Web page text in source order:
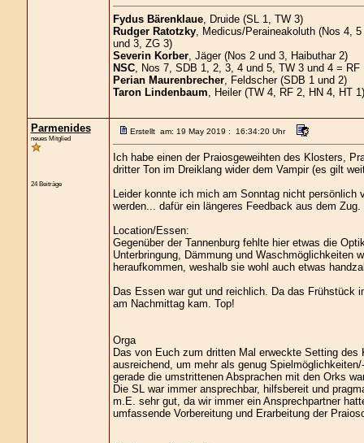
Fydus Bärenklaue, Druide (SL 1, TW 3)
Rudger Ratotzky, Medicus/Peraineakoluth (Nos 4,
und 3, ZG 3)
Severin Korber, Jäger (Nos 2 und 3, Haibuthar 2)
NSC, Nos 7, SDB 1, 2, 3, 4 und 5, TW 3 und 4 =
Perian Maurenbrecher, Feldscher (SDB 1 und 2)
Taron Lindenbaum, Heiler (TW 4, RF 2, HN 4, HT 1)
Parmenides
neues Mitglied
24 Beiträge
Erstellt am: 19 May 2019 : 16:34:20 Uhr
Ich habe einen der Praiosgeweihten des Klosters,
dritter Ton im Dreiklang wider dem Vampir (es gilt
Leider konnte ich mich am Sonntag nicht
werden... dafür ein längeres Feedback aus dem Zug.
Location/Essen:
Gegenüber der Tannenburg fehlte hier etwas die
Unterbringung, Dämmung und Waschmöglichkeiten
heraufkommen, weshalb sie wohl auch etwas
Das Essen war gut und reichlich. Da das Frühstück
am Nachmittag kam. Top!
Orga
Das von Euch zum dritten Mal erweckte Setting
ausreichend, um mehr als genug
gerade die umstrittenen Absprachen mit den Orks
Die SL war immer ansprechbar, hilfsbereit und
m.E. sehr gut, da wir immer ein Ansprechpartner
umfassende Vorbereitung und Erarbeitung der